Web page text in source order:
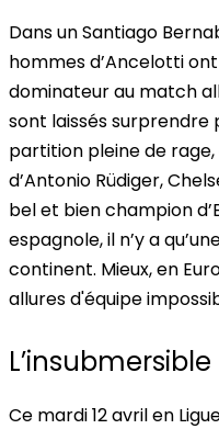
Dans un Santiago
hommes d’Ancelotti
dominateur au match
sont laissés surprendre
partition pleine de rage,
d’Antonio Rüdiger,
bel et bien champion
espagnole, il n’y a
continent. Mieux, en
allures d'équipe
Ce mardi 12 avril en